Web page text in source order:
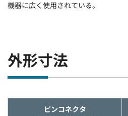
機器に広く使用されている。
外形寸法
ピンコネクタ